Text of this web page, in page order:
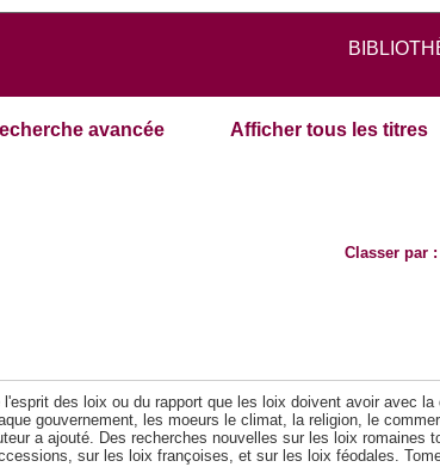
avancée Afficher tous les titres
Classer par :
l'esprit des loix ou du rapport que les loix doivent avoir avec
gouvernement, les moeurs le climat, la religion, le
a ajouté. Des recherches nouvelles sur les loix romaines
sur les loix françoises, et sur les loix féodales.